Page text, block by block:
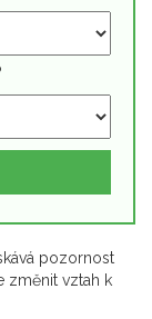
pozornost
změnit vztah k